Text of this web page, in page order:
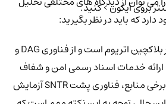
که باید در نظر بگیرید:
SNTR مبتنی بر بلاکچین اتریوم است و از فناوری DAG و
خدمات اسناد رسمی امن و شفاف
استفاده می کند. به گفته برخی منابع، فناوری پشت SNTR آزمایش
بروی آیکون > کنید.